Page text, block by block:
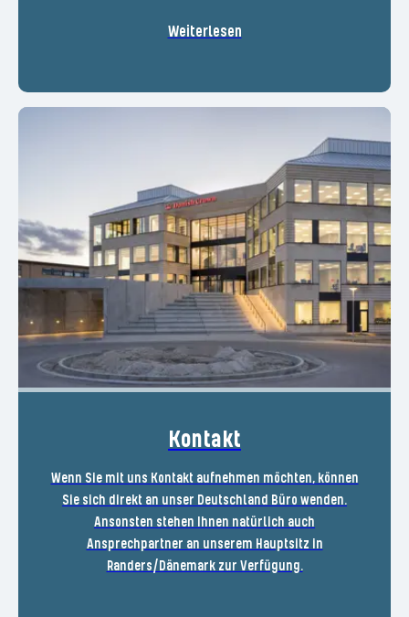
Weiterlesen
Kontakt
Wenn Sie mit uns Kontakt aufnehmen möchten, können
Sie sich direkt an unser Deutschland Büro wenden.
Ansonsten stehen Ihnen natürlich auch
Ansprechpartner an unserem Hauptsitz in
Randers/Dänemark zur Verfügung.